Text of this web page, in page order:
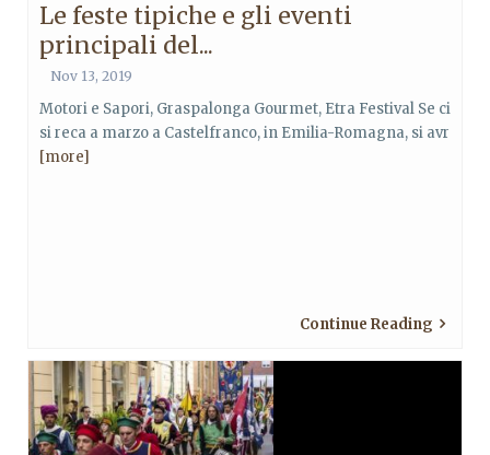
Le feste tipiche e gli eventi
principali del...
Nov 13, 2019
Motori e Sapori, Graspalonga Gourmet, Etra Festival Se ci
si reca a marzo a Castelfranco, in Emilia-Romagna, si avr
[more]
Continue Reading